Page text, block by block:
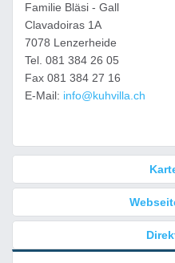
Familie Bläsi - Gall
Clavadoiras 1A
7078 Lenzerheide
Tel. 081 384 26 05
Fax 081 384 27 16
E-Mail: info@kuhvilla.ch